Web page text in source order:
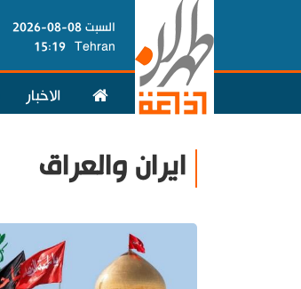
السبت 08-08-2026
Tehran
15:19
الاخبار
ايران والعراق